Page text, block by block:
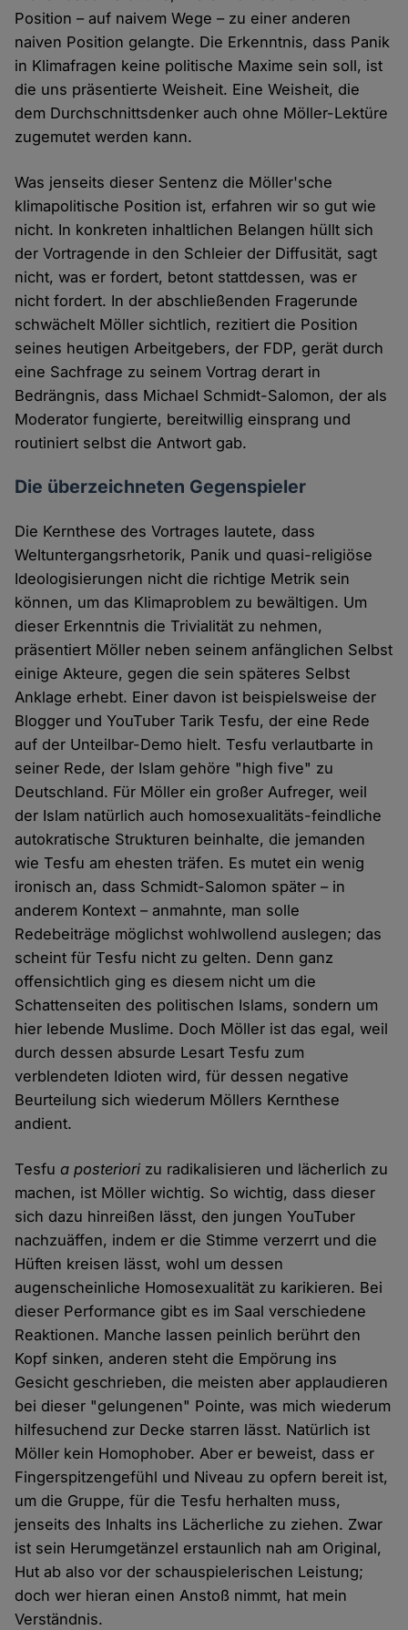
Position – auf naivem Wege – zu einer anderen
naiven Position gelangte. Die Erkenntnis, dass Panik
in Klimafragen keine politische Maxime sein soll, ist
die uns präsentierte Weisheit. Eine Weisheit, die
dem Durchschnittsdenker auch ohne Möller-Lektüre
zugemutet werden kann.
Was jenseits dieser Sentenz die Möller'sche
klimapolitische Position ist, erfahren wir so gut wie
nicht. In konkreten inhaltlichen Belangen hüllt sich
der Vortragende in den Schleier der Diffusität, sagt
nicht, was er fordert, betont stattdessen, was er
nicht fordert. In der abschließenden Fragerunde
schwächelt Möller sichtlich, rezitiert die Position
seines heutigen Arbeitgebers, der FDP, gerät durch
eine Sachfrage zu seinem Vortrag derart in
Bedrängnis, dass Michael Schmidt-Salomon, der als
Moderator fungierte, bereitwillig einsprang und
routiniert selbst die Antwort gab.
Die überzeichneten Gegenspieler
Die Kernthese des Vortrages lautete, dass
Weltuntergangsrhetorik, Panik und quasi-religiöse
Ideologisierungen nicht die richtige Metrik sein
können, um das Klimaproblem zu bewältigen. Um
dieser Erkenntnis die Trivialität zu nehmen,
präsentiert Möller neben seinem anfänglichen Selbst
einige Akteure, gegen die sein späteres Selbst
Anklage erhebt. Einer davon ist beispielsweise der
Blogger und YouTuber Tarik Tesfu, der eine Rede
auf der Unteilbar-Demo hielt. Tesfu verlautbarte in
seiner Rede, der Islam gehöre "high five" zu
Deutschland. Für Möller ein großer Aufreger, weil
der Islam natürlich auch homosexualitäts-feindliche
autokratische Strukturen beinhalte, die jemanden
wie Tesfu am ehesten träfen. Es mutet ein wenig
ironisch an, dass Schmidt-Salomon später – in
anderem Kontext – anmahnte, man solle
Redebeiträge möglichst wohlwollend auslegen; das
scheint für Tesfu nicht zu gelten. Denn ganz
offensichtlich ging es diesem nicht um die
Schattenseiten des politischen Islams, sondern um
hier lebende Muslime. Doch Möller ist das egal, weil
durch dessen absurde Lesart Tesfu zum
verblendeten Idioten wird, für dessen negative
Beurteilung sich wiederum Möllers Kernthese
andient.
Tesfua posteriori zu radikalisieren und lächerlich zu
machen, ist Möller wichtig. So wichtig, dass dieser
sich dazu hinreißen lässt, den jungen YouTuber
nachzuäffen, indem er die Stimme verzerrt und die
Hüften kreisen lässt, wohl um dessen
augenscheinliche Homosexualität zu karikieren. Bei
dieser Performance gibt es im Saal verschiedene
Reaktionen. Manche lassen peinlich berührt den
Kopf sinken, anderen steht die Empörung ins
Gesicht geschrieben, die meisten aber applaudieren
bei dieser "gelungenen" Pointe, was mich wiederum
hilfesuchend zur Decke starren lässt. Natürlich ist
Möller kein Homophober. Aber er beweist, dass er
Fingerspitzengefühl und Niveau zu opfern bereit ist,
um die Gruppe, für die Tesfu herhalten muss,
jenseits des Inhalts ins Lächerliche zu ziehen. Zwar
ist sein Herumgetänzel erstaunlich nah am Original,
Hut ab also vor der schauspielerischen Leistung;
doch wer hieran einen Anstoß nimmt, hat mein
Verständnis.